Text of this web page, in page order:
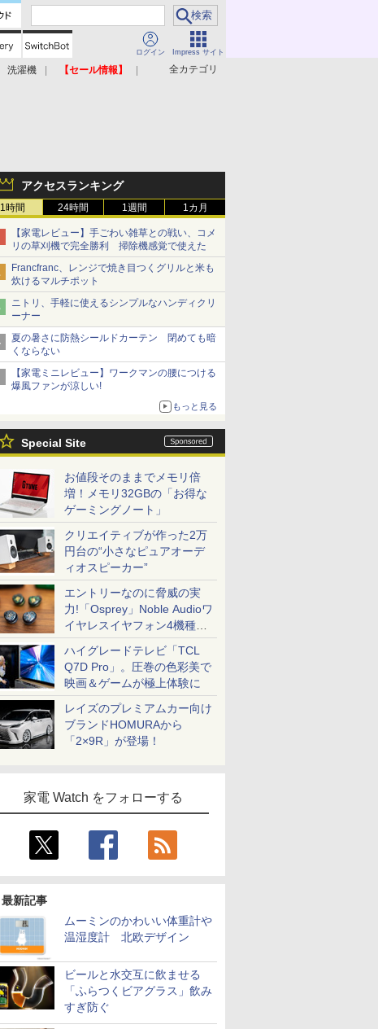
ログイン Impress サイト
全カテゴリ
洗濯機
【セール情報】
アクセスランキング
1時間 24時間 1週間 1カ月
【家電レビュー】手ごわい雑草との戦い、コメ
リの草刈機で完全勝利 掃除機感覚で使えた
Francfranc、レンジで焼き目つくグリルと米も
炊けるマルチポット
ニトリ、手軽に使えるシンプルなハンディクリ
ーナー
夏の暑さに防熱シールドカーテン 閉めても暗
くならない
【家電ミニレビュー】ワークマンの腰につける
爆風ファンが涼しい!
もっと見る
Special Site
お値段そのままでメモリ倍
増！メモリ32GBの「お得な
ゲーミングノート」
クリエイティブが作った2万
円台の“小さなピュアオーデ
ィオスピーカー”
エントリーなのに脅威の実
力!「Osprey」Noble Audioワ
イヤレスイヤフォン4機種を
一気に聴く
ハイグレードテレビ「TCL
Q7D Pro」。圧巻の色彩美で
映画＆ゲームが極上体験に
レイズのプレミアムカー向け
ブランドHOMURAから
「2×9R」が登場！
家電 Watch をフォローする
最新記事
ムーミンのかわいい体重計や
温湿度計 北欧デザイン
ビールと水交互に飲ませる
「ふらつくビアグラス」飲み
すぎ防ぐ